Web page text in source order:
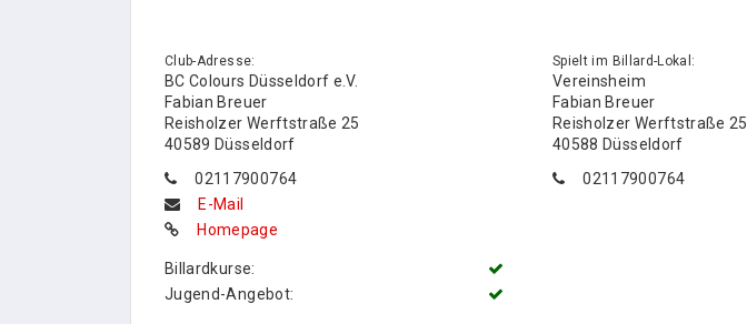
Club-Adresse:
BC Colours Düsseldorf e.V.
Fabian Breuer
Reisholzer Werftstraße 25
40589 Düsseldorf
02117900764
E-Mail
Homepage
Billardkurse:
Jugend-Angebot:
Spielt im Billard-Lokal:
Vereinsheim
Fabian Breuer
Reisholzer Werftstraße 25
40588 Düsseldorf
02117900764